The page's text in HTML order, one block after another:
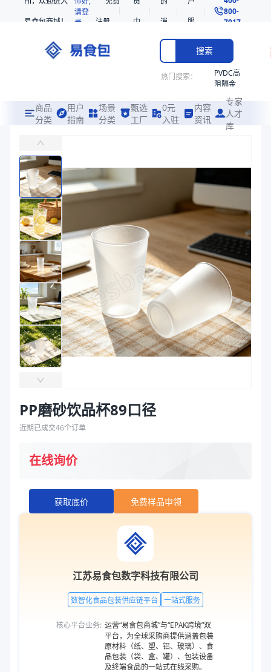
易食包商城！
请登
录
注册
中
消
息
服
务
800-
7017
搜索
热门搜索：
PVDC高
阻隔金
共挤热
收缩袋
收缩袋
221340
烤箱袋
221330
SE53
热收缩
袋
拉伸膜
商品
分类
用户
指南
场景
分类
甄选
工厂
0元
入驻
内容
资讯
专家
人才
库
易食包（EPAK）专注于PP磨砂饮品杯89口径包装，提供详尽的规格参
价格：在线询价
商品参数
商品分类
饮品杯
产品特性
产品特性
支持定制
商品图片
PP磨砂饮品杯89口径
近期已成交46个订单
在线询价
获取底价 免费样品申领
江苏易食包数字科技有限公司
数智化食品包装供应链平台 一站式服务
核心平台业务: 运营“易食包商城”与“EPAK跨境”双
平台，为全球采购商提供涵盖包装
原材料（纸、塑、铝、玻璃）、食
品包装（袋、盒、罐）、包装设备
及终端食品的一站式在线采购。